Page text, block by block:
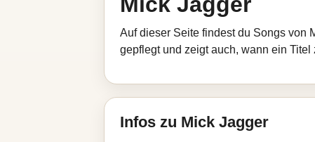
Auf dieser Seite findest du Songs von
gepflegt und zeigt auch, wann ein Titel
Infos zu Mick Jagger